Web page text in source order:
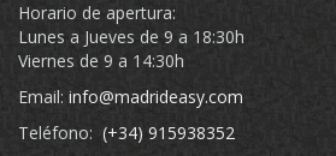
Horario de apertura:
Lunes a Jueves de 9 a 18:30h
Viernes de 9 a 14:30h
Email: info@madrideasy.com
Teléfono: (+34) 915938352